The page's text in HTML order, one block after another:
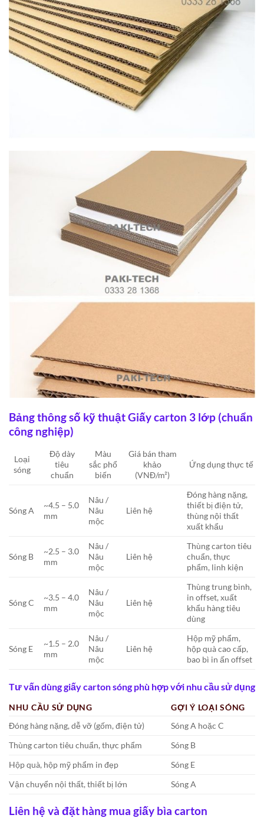
Bảng thông số kỹ thuật Giấy carton 3 lớp (chuẩn
công nghiệp)
Loại
sóng
Độ dày
tiêu
chuẩn
Màu
sắc phổ
biến
Giá bán tham
khảo
(VNĐ/m²)
Ứng dụng thực tế
Sóng A
~4.5 – 5.0
mm
Nâu /
Nâu
mộc
Liên hệ
Đóng hàng nặng,
thiết bị điện tử,
thùng nội thất
xuất khẩu
Sóng B
~2.5 – 3.0
mm
Nâu /
Nâu
mộc
Liên hệ
Thùng carton tiêu
chuẩn, thực
phẩm, linh kiện
Sóng C
~3.5 – 4.0
mm
Nâu /
Nâu
mộc
Liên hệ
Thùng trung bình,
in offset, xuất
khẩu hàng tiêu
dùng
Sóng E
~1.5 – 2.0
mm
Nâu /
Nâu
mộc
Liên hệ
Hộp mỹ phẩm,
hộp quà cao cấp,
bao bì in ấn offset
Tư vấn dùng giấy carton sóng phù hợp với nhu cầu sử dụng
NHU CẦU SỬ DỤNG
GỢI Ý LOẠI SÓNG
Đóng hàng nặng, dễ vỡ (gốm, điện tử)
Sóng A hoặc C
Thùng carton tiêu chuẩn, thực phẩm
Sóng B
Hộp quà, hộp mỹ phẩm in đẹp
Sóng E
Vận chuyển nội thất, thiết bị lớn
Sóng A
Liên hệ và đặt hàng mua giấy bìa carton